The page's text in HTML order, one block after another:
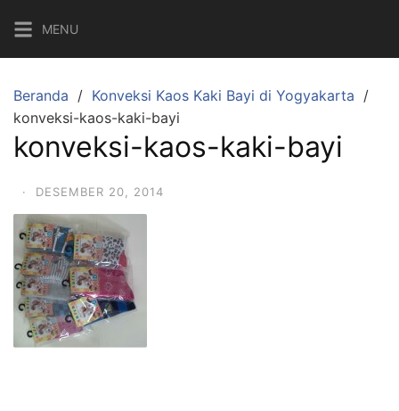
ke
konten
MENU
Beranda
Konveksi Kaos Kaki Bayi di Yogyakarta
konveksi-kaos-kaki-bayi
konveksi-kaos-kaki-bayi
· DESEMBER 20, 2014